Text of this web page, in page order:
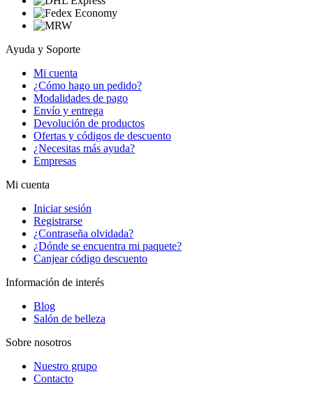
Ayuda y Soporte
Mi cuenta
¿Cómo hago un pedido?
Modalidades de pago
Envío y entrega
Devolución de productos
Ofertas y códigos de descuento
¿Necesitas más ayuda?
Empresas
Mi cuenta
Iniciar sesión
Registrarse
¿Contraseña olvidada?
¿Dónde se encuentra mi paquete?
Canjear código descuento
Información de interés
Blog
Salón de belleza
Sobre nosotros
Nuestro grupo
Contacto